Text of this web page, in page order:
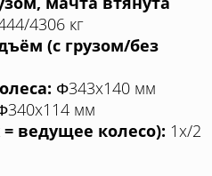
4306 кг
(с грузом/без
Φ343x140 мм
мм
ведущее колесо): 1x/2